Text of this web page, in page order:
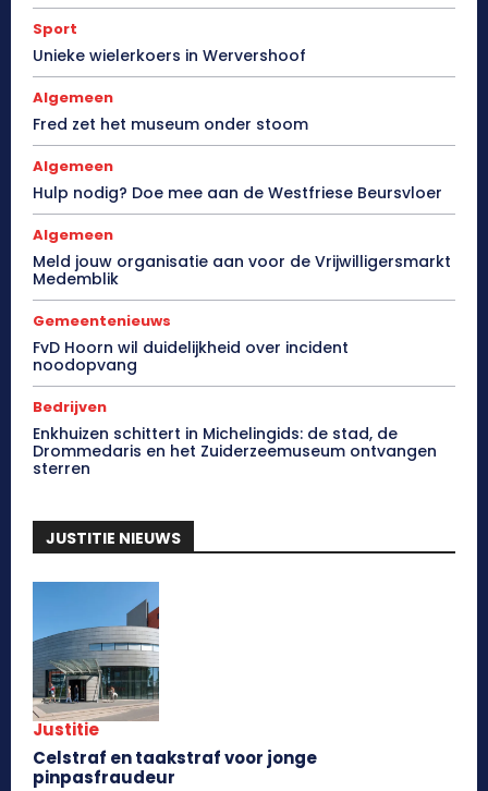
Sport
Unieke wielerkoers in Wervershoof
Algemeen
Fred zet het museum onder stoom
Algemeen
Hulp nodig? Doe mee aan de Westfriese Beursvloer
Algemeen
Meld jouw organisatie aan voor de Vrijwilligersmarkt
Medemblik
Gemeentenieuws
FvD Hoorn wil duidelijkheid over incident
noodopvang
Bedrijven
Enkhuizen schittert in Michelingids: de stad, de
Drommedaris en het Zuiderzeemuseum ontvangen
sterren
JUSTITIE NIEUWS
Justitie
Celstraf en taakstraf voor jonge
pinpasfraudeur